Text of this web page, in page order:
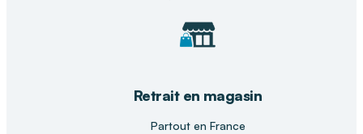
Retrait en magasin
Partout en France